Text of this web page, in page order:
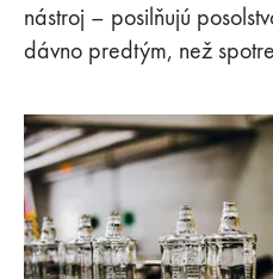
nástroj – posilňujú
dávno predtým, než